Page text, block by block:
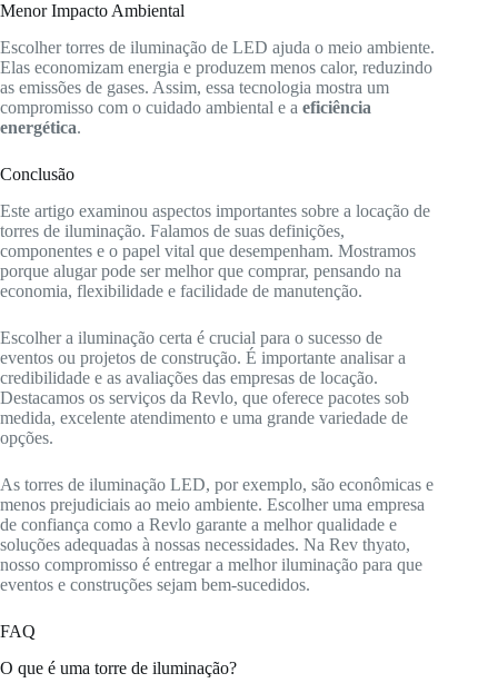
Menor Impacto Ambiental
Escolher torres de iluminação de LED ajuda o meio ambiente.
Elas economizam energia e produzem menos calor, reduzindo
as emissões de gases. Assim, essa tecnologia mostra um
compromisso com o cuidado ambiental e a eficiência
energética.
Conclusão
Este artigo examinou aspectos importantes sobre a locação de
torres de iluminação. Falamos de suas definições,
componentes e o papel vital que desempenham. Mostramos
porque alugar pode ser melhor que comprar, pensando na
economia, flexibilidade e facilidade de manutenção.
Escolher a iluminação certa é crucial para o sucesso de
eventos ou projetos de construção. É importante analisar a
credibilidade e as avaliações das empresas de locação.
Destacamos os serviços da Revlo, que oferece pacotes sob
medida, excelente atendimento e uma grande variedade de
opções.
As torres de iluminação LED, por exemplo, são econômicas e
menos prejudiciais ao meio ambiente. Escolher uma empresa
de confiança como a Revlo garante a melhor qualidade e
soluções adequadas à nossas necessidades. Na Rev thyato,
nosso compromisso é entregar a melhor iluminação para que
eventos e construções sejam bem-sucedidos.
FAQ
O que é uma torre de iluminação?